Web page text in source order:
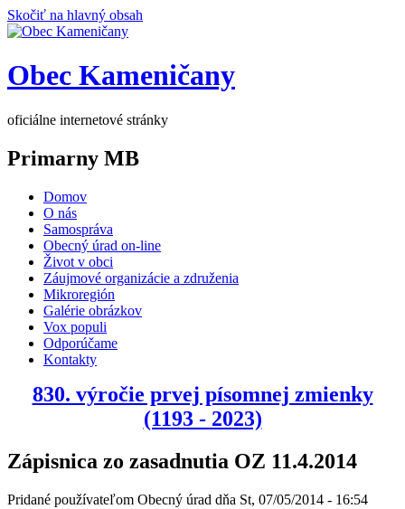
Skočiť na hlavný obsah
Obec Kameničany
oficiálne internetové stránky
Primarny MB
Domov
O nás
Samospráva
Obecný úrad on-line
Život v obci
Záujmové organizácie a združenia
Mikroregión
Galérie obrázkov
Vox populi
Odporúčame
Kontakty
830. výročie prvej písomnej zmienky
(1193 - 2023)
Zápisnica zo zasadnutia OZ 11.4.2014
Pridané používateľom Obecný úrad dňa St, 07/05/2014 - 16:54